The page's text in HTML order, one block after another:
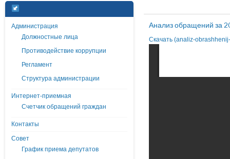
Администрация
Должностные лица
Противодействие коррупции
Регламент
Структура администрации
Интернет-приемная
Счетчик обращений граждан
Контакты
Совет
График приема депутатов
Анализ обращений за
Скачать (analiz-